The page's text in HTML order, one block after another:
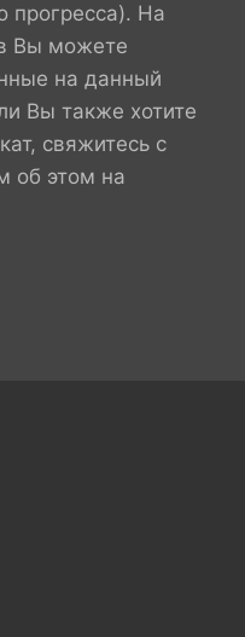
прогресса). На
Вы можете
на данный
Вы также хотите
свяжитесь с
об этом на